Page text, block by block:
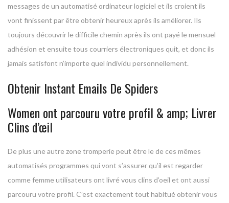
messages de un automatisé ordinateur logiciel et ils croient ils
vont finissent par être obtenir heureux après ils améliorer. Ils
toujours découvrir le difficile chemin après ils ont payé le mensuel
adhésion et ensuite tous courriers électroniques quit, et donc ils
jamais satisfont n’importe quel individu personnellement.
Obtenir Instant Emails De Spiders
Women ont parcouru votre profil & amp; Livrer
Clins d’œil
De plus une autre zone tromperie peut être le de ces mêmes
automatisés programmes qui vont s’assurer qu’il est regarder
comme femme utilisateurs ont livré vous clins d’oeil et ont aussi
parcouru votre profil. C’est exactement tout habitué obtenir vous